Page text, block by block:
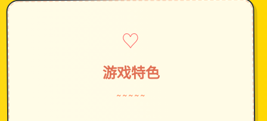
♡
游戏特色
~~~~~